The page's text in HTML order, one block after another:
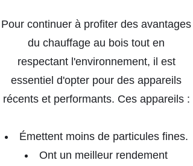
Pour continuer à profiter des avantages
du chauffage au bois tout en
respectant l'environnement, il est
essentiel d'opter pour des appareils
récents et performants. Ces appareils :
Émettent moins de particules fines.
Ont un meilleur rendement